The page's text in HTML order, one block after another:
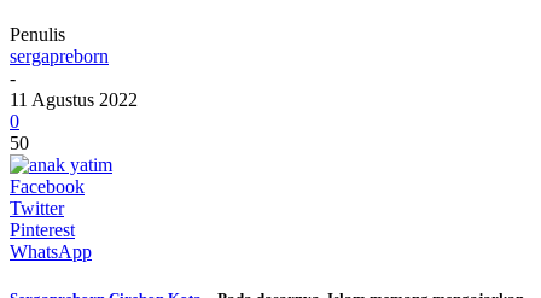
Penulis
sergapreborn
-
11 Agustus 2022
0
50
Facebook
Twitter
Pinterest
WhatsApp